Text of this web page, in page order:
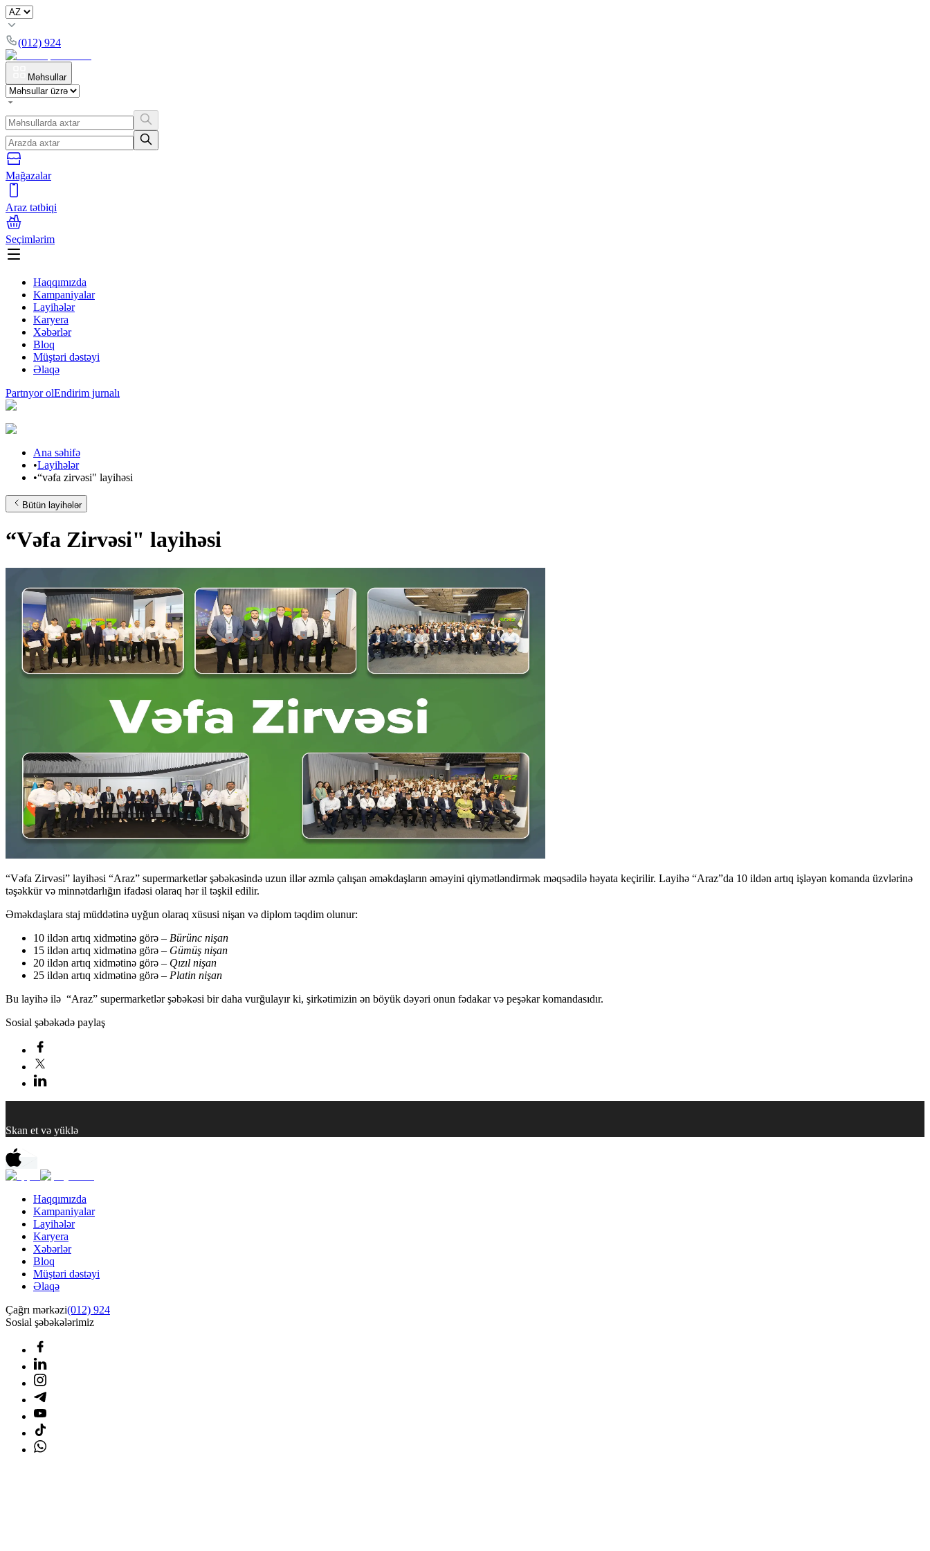
(012) 924
Məhsullar
Mağazalar
Araz tətbiqi
Seçimlərim
Haqqımızda
Kampaniyalar
Layihələr
Karyera
Xəbərlər
Bloq
Müştəri dəstəyi
Əlaqə
Partnyor olEndirim jurnalı
Ana səhifə
•Layihələr
•“vəfa zirvəsi" layihəsi
Bütün layihələr
“Vəfa Zirvəsi" layihəsi
“Vəfa Zirvəsi” layihəsi “Araz” supermarketlər şəbəkəsində uzun illər əzmlə çalışan əməkdaşların əməyini qiymətləndirmək məqsədilə həyata keçirilir. Layihə “Araz”da 10 ildən artıq işləyən komanda üzvlərinə
təşəkkür və minnətdarlığın ifadəsi olaraq hər il təşkil edilir.
Əməkdaşlara staj müddətinə uyğun olaraq xüsusi nişan və diplom təqdim olunur:
10 ildən artıq xidmətinə görə – Bürünc nişan
15 ildən artıq xidmətinə görə – Gümüş nişan
20 ildən artıq xidmətinə görə – Qızıl nişan
25 ildən artıq xidmətinə görə – Platin nişan
Bu layihə ilə “Araz” supermarketlər şəbəkəsi bir daha vurğulayır ki, şirkətimizin ən böyük dəyəri onun fədakar və peşəkar komandasıdır.
Sosial şəbəkədə paylaş
Skan et və yüklə
Haqqımızda
Kampaniyalar
Layihələr
Karyera
Xəbərlər
Bloq
Müştəri dəstəyi
Əlaqə
Çağrı mərkəzi(012) 924
Sosial şəbəkələrimiz